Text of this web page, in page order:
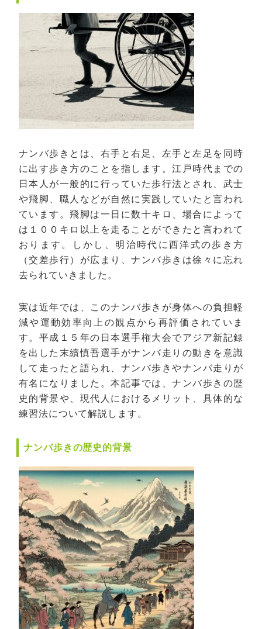
ナンバ歩きとは、右手と右足、左手と左足を同時
に出す歩き方のことを指します。江戸時代までの
日本人が一般的に行っていた歩行法とされ、武士
や飛脚、職人などが自然に実践していたと言われ
ています。飛脚は一日に数十キロ、場合によって
は１００キロ以上を走ることができたと言われて
おります。
しかし、明治時代に西洋式の歩き方
（交差歩行）が広まり、ナンバ歩きは徐々に忘れ
去られていきました。
実は近年では、このナンバ歩きが身体への負担軽
減や運動効率向上の観点から再評価されていま
す。平成１５年の日本選手権大会でアジア新記録
を出した末續慎吾選手がナンバ走りの動きを意識
して走ったと語られ、ナンバ歩きやナンバ走りが
有名になりました。本記事では、ナンバ歩きの歴
史的背景や、現代人におけるメリット、具体的な
練習法について解説します。
ナンバ歩きの歴史的背景